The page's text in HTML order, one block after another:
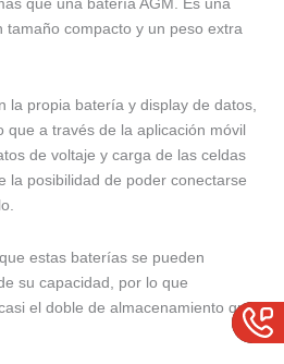
tamaño compacto y un peso extra
la propia batería y display de datos,
que a través de la aplicación móvil
de voltaje y carga de las celdas
la posibilidad de poder conectarse
estas baterías se pueden
su capacidad, por lo que
el doble de almacenamiento que